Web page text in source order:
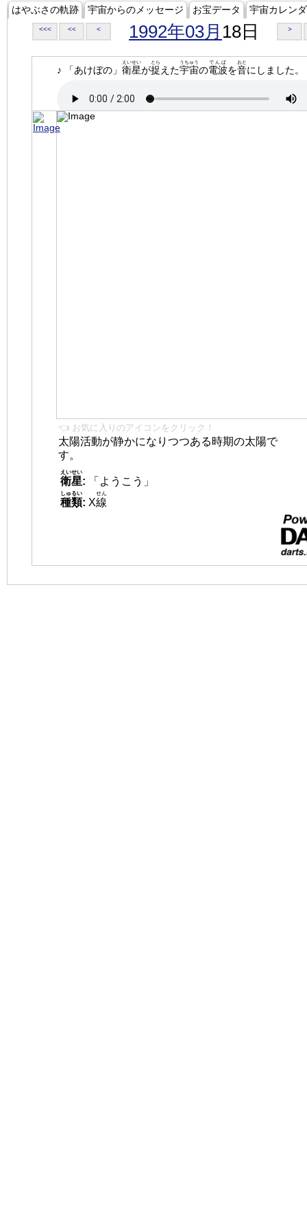
はやぶさの軌跡 宇宙からのメッセージ お宝データ 宇宙カレン
<<< << < 1992年03月 18日 >
♪ 「あけぼの」 衛星
えいせい
が捉
とら
えた宇宙
うちゅう
の電波
でんぱ
を音
おと
にしました。
👈 お気に入りのアイコンをクリック！
太陽活動が静かになりつつある時期の太陽で
す。
衛星
えいせい
:
「ようこう」
種類
しゅるい
: X線
せん